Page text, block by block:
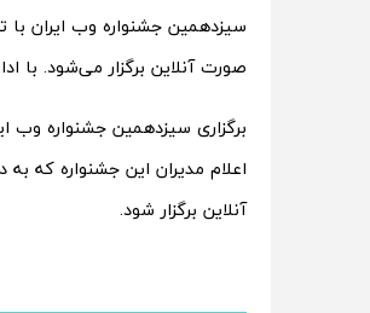
سیزدهمین جشنواره وب ایران با
صورت آنلاین برگزار می‌شود. با
برگزاری سیزدهمین جشنواره وب
اعلام مدیران این جشنواره که
آنلاین برگزار شود.